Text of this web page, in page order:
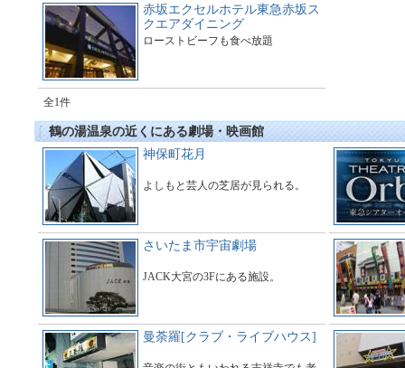
赤坂エクセルホテル東急赤坂ス
クエアダイニング
ローストビーフも食べ放題
全1件
鶴の湯温泉の近くにある劇場・映画館
神保町花月
よしもと芸人の芝居が見られる。
さいたま市宇宙劇場
JACK大宮の3Fにある施設。
曼荼羅[クラブ・ライブハウス]